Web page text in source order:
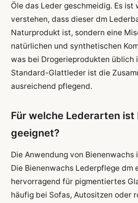
Öle das Leder geschmeidig. Es ist
verstehen, dass dieser dm
Naturprodukt ist, sondern eine
natürlichen und synthetischen
was bei Drogerieprodukten üblich
Standard-Glattleder ist die
ausreichend pflegend.
Für welche Lederarten ist
geeignet?
Die Anwendung von
Die Bienenwachs Lederpflege dm
hervorragend für pigmentiertes
häufig bei Sofas, Autositzen oder